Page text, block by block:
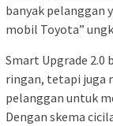
banyak pelanggan
mobil Toyota”
Smart Upgrade 2.0
ringan, tetapi juga
pelanggan untuk
Dengan skema